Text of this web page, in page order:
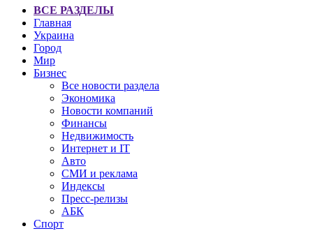
ВСЕ РАЗДЕЛЫ
Главная
Украина
Город
Мир
Бизнес
Все новости раздела
Экономика
Новости компаний
Финансы
Недвижимость
Интернет и IT
Авто
СМИ и реклама
Индексы
Пресс-релизы
АБК
Спорт